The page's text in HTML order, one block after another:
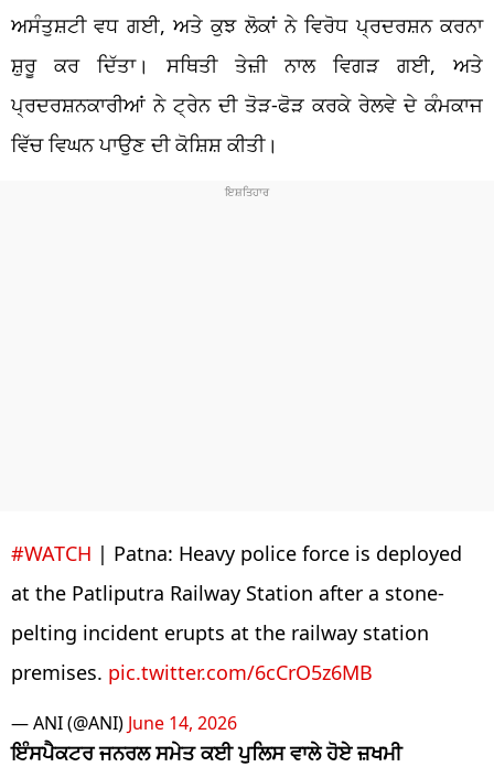
ਅਸੰਤੁਸ਼ਟੀ ਵਧ ਗਈ, ਅਤੇ ਕੁਝ ਲੋਕਾਂ ਨੇ ਵਿਰੋਧ ਪ੍ਰਦਰਸ਼ਨ ਕਰਨਾ
ਸ਼ੁਰੂ ਕਰ ਦਿੱਤਾ। ਸਥਿਤੀ ਤੇਜ਼ੀ ਨਾਲ ਵਿਗੜ ਗਈ, ਅਤੇ
ਪ੍ਰਦਰਸ਼ਨਕਾਰੀਆਂ ਨੇ ਟ੍ਰੇਨ ਦੀ ਤੋੜ-ਫੋੜ ਕਰਕੇ ਰੇਲਵੇ ਦੇ ਕੰਮਕਾਜ
ਵਿੱਚ ਵਿਘਨ ਪਾਉਣ ਦੀ ਕੋਸ਼ਿਸ਼ ਕੀਤੀ।
#WATCH | Patna: Heavy police force is deployed
at the Patliputra Railway Station after a stone-
pelting incident erupts at the railway station
premises. pic.twitter.com/6cCrO5z6MB
— ANI (@ANI) June 14, 2026
ਇੰਸਪੈਕਟਰ ਜਨਰਲ ਸਮੇਤ ਕਈ ਪੁਲਿਸ ਵਾਲੇ ਹੋਏ ਜ਼ਖਮੀ